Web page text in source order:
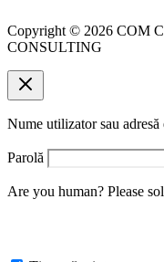
Copyright © 2026 COM
CONSULTING
Nume utilizator sau adresă
Parolă
Are you human? Please